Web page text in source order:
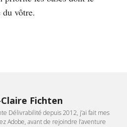
du vôtre.
Fichten
Délivrabilité depuis 2012, j’ai fait mes
Adobe, avant de rejoindre l’aventure